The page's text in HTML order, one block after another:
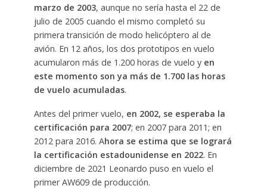
marzo de 2003, aunque no sería hasta el 22 de
julio de 2005 cuando el mismo completó su
primera transición de modo helicóptero al de
avión. En 12 años, los dos prototipos en vuelo
acumularon más de 1.200 horas de vuelo y en
este momento son ya más de 1.700 las horas
de vuelo acumuladas.
Antes del primer vuelo, en 2002, se esperaba la
certificación para 2007; en 2007 para 2011; en
2012 para 2016. Ahora se estima que se logrará
la certificación estadounidense en 2022. En
diciembre de 2021 Leonardo puso en vuelo el
primer AW609 de producción.